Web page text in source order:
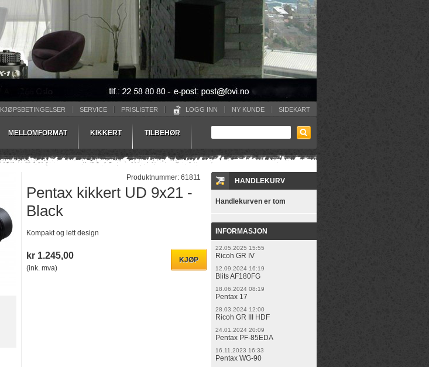
KJØPSBETINGELSER SERVICE PRISLISTER LOGG INN NY KUNDE SIDEKART
MELLOMFORMAT KIKKERT TILBEHØR
Produktnummer: 61811
Pentax kikkert UD 9x21 -
Black
Kompakt og lett design
kr 1.245,00
(ink. mva)
HANDLEKURV
Handlekurven er tom
INFORMASJON
22.05.2025 15:55
Ricoh GR IV
12.09.2024 16:19
Blits AF180FG
18.06.2024 08:19
Pentax 17
28.03.2024 12:00
Ricoh GR III HDF
24.01.2024 20:09
Pentax PF-85EDA
16.11.2023 16:33
Pentax WG-90